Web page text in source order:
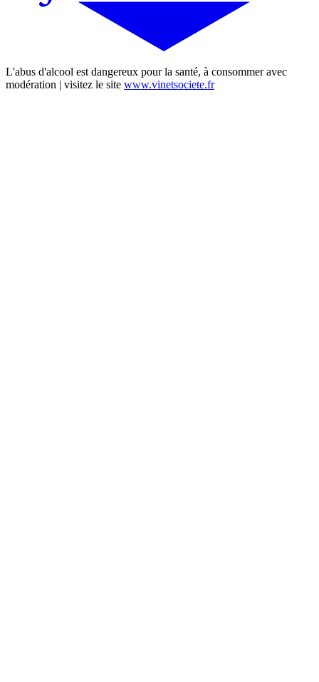
L'abus d'alcool est dangereux pour la santé, à consommer avec
modération | visitez le site www.vinetsociete.fr